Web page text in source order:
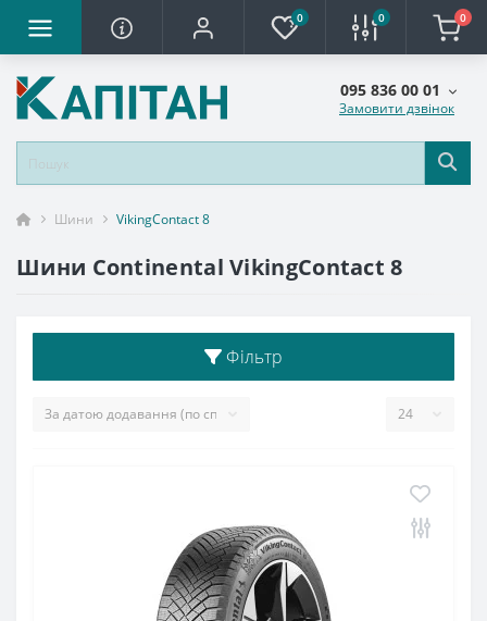
0 0 0
095 836 00 01
Замовити дзвінок
Шини VikingContact 8
Шини Continental VikingContact 8
Фільтр